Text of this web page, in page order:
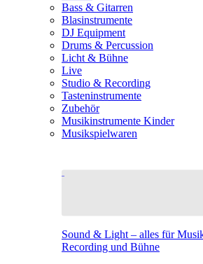
Bass & Gitarren
Blasinstrumente
DJ Equipment
Drums & Percussion
Licht & Bühne
Live
Studio & Recording
Tasteninstrumente
Zubehör
Musikinstrumente Kinder
Musikspielwaren
Sound & Light – alles für
Recording und Bühne